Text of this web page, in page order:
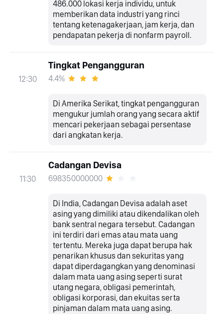
486.000 lokasi kerja individu, untuk
memberikan data industri yang rinci
tentang ketenagakerjaan, jam kerja, dan
pendapatan pekerja di nonfarm payroll.
12:30
Tingkat Pengangguran
4.4%
Di Amerika Serikat, tingkat pengangguran
mengukur jumlah orang yang secara aktif
mencari pekerjaan sebagai persentase
dari angkatan kerja.
11:30
Cadangan Devisa
698350000000
Di India, Cadangan Devisa adalah aset
asing yang dimiliki atau dikendalikan oleh
bank sentral negara tersebut. Cadangan
ini terdiri dari emas atau mata uang
tertentu. Mereka juga dapat berupa hak
penarikan khusus dan sekuritas yang
dapat diperdagangkan yang denominasi
dalam mata uang asing seperti surat
utang negara, obligasi pemerintah,
obligasi korporasi, dan ekuitas serta
pinjaman dalam mata uang asing.